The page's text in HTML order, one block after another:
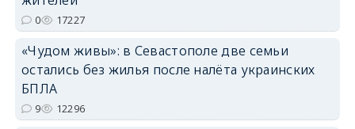
0 17227
«Чудом живы»: в Севастополе две семьи
остались без жилья после налёта украинских
БПЛА
9 12296